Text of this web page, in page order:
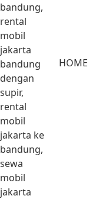
bandung,
rental
mobil
jakarta
bandung
dengan
supir,
rental
mobil
jakarta ke
bandung,
sewa
mobil
jakarta
HOME